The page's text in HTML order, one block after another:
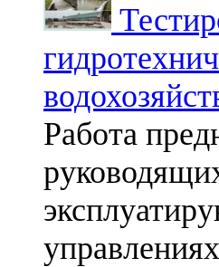
Работа